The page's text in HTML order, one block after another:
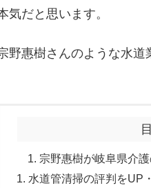
気だと思います。
野惠樹さんのような水
宗野惠樹が岐阜県介
水道管清掃の評判をUP